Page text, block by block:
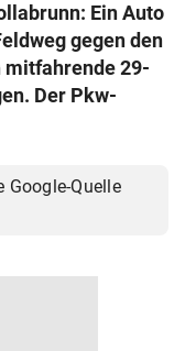
Ein Auto
gegen den
mitfahrende 29-
Der Pkw-
Google-Quelle